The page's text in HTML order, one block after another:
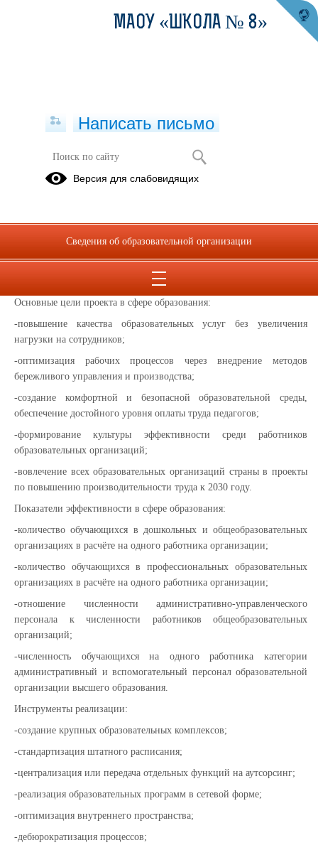
Производительность труда
Федеральный проект «Производительность труда» реализуется в
рамках национального проекта «Эффективная и конкурентная
образовательных организаций, оптимизацию рабочих процессов и
Основные цели проекта в сфере образования:
-повышение качества образовательных услуг без увеличения
нагрузки на сотрудников;
-оптимизация рабочих процессов через внедрение методов
бережливого управления и производства;
-создание комфортной и безопасной образовательной среды,
обеспечение достойного уровня оплаты труда педагогов;
-формирование культуры эффективности среди работников
образовательных организаций;
-вовлечение всех образовательных организаций страны в проекты
по повышению производительности труда к 2030 году.
Показатели эффективности в сфере образования:
-количество обучающихся в дошкольных и общеобразовательных
организациях в расчёте на одного работника организации;
-количество обучающихся в профессиональных образовательных
организациях в расчёте на одного работника организации;
-отношение численности административно-управленческого
персонала к численности работников общеобразовательных
организаций;
-численность обучающихся на одного работника категории
административный и вспомогательный персонал образовательной
организации высшего образования.
Инструменты реализации:
-создание крупных образовательных комплексов;
-стандартизация штатного расписания;
-централизация или передача отдельных функций на аутсорсинг;
-реализация образовательных программ в сетевой форме;
-оптимизация внутреннего пространства;
-дебюрократизация процессов;
МАОУ «ШКОЛА № 8»
Написать письмо
Версия для слабовидящих
Сведения об образовательной организации